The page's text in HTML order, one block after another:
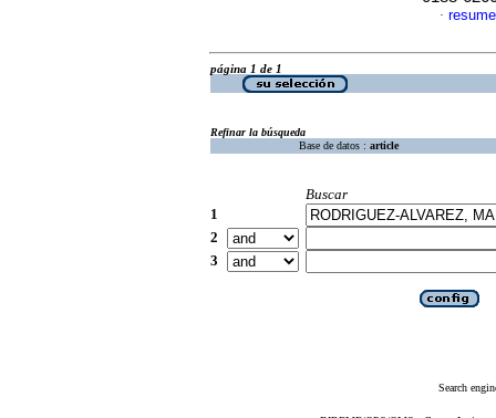
·
página 1 de 1
Refinar la búsqueda
Base de datos : article
Buscar
1
2
3
Search